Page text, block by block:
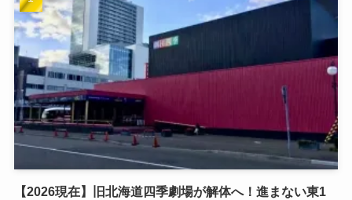
【2026現在】旧北海道四季劇場が解体へ！進まない東1